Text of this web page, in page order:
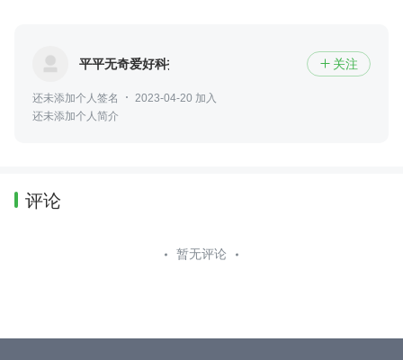
平平无奇爱好科技  关注
还未添加个人签名
2023-04-20 加入
还未添加个人简介
评论
暂无评论